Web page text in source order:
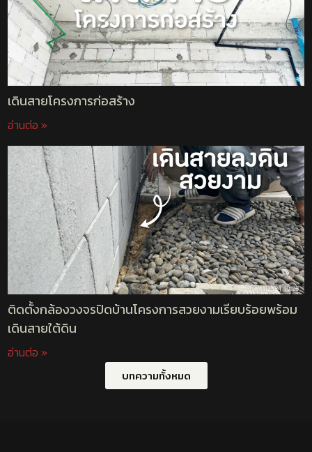
เดินสายโครงการก่อสร้าง
อ่านต่อ »
ติดตั้งกล้องวงจรปิดบ้านโครงการสวยงามเรียบร้อยพร้อม
เดินสายใต้ดิน
อ่านต่อ »
บทความทั้งหมด